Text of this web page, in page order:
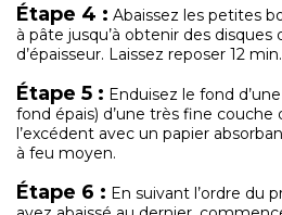
Étape 4 : Abaissez les petites
à pâte jusqu’à obtenir des
d’épaisseur. Laissez reposer 12 min.
Étape 5 : Enduisez le fond
fond épais) d’une très fine couche
l’excédent avec un papier
à feu moyen.
Étape 6 : En suivant l’ordre du